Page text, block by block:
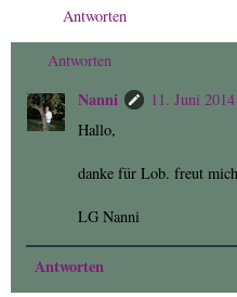
Antworten
Antworten
Nanni
11. Juni
Hallo,
danke für Lob. freut
LG Nanni
Antworten